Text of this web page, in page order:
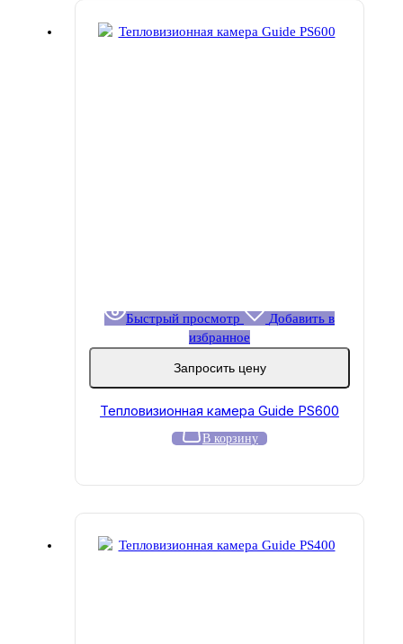
Быстрый просмотр
Добавить в
избранное
Запросить цену
Тепловизионная камера Guide PS600
В корзину